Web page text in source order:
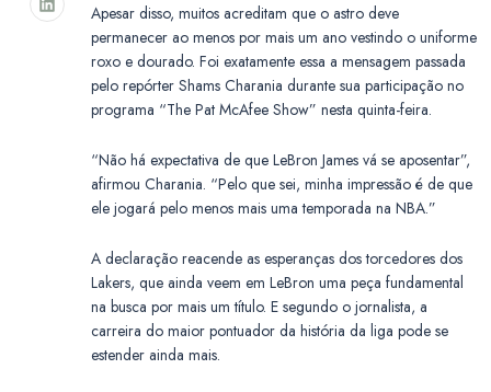
Apesar disso, muitos acreditam que o astro deve
permanecer ao menos por mais um ano vestindo o uniforme
roxo e dourado. Foi exatamente essa a mensagem passada
pelo repórter Shams Charania durante sua participação no
programa “The Pat McAfee Show” nesta quinta-feira.
“Não há expectativa de que LeBron James vá se aposentar”,
afirmou Charania. “Pelo que sei, minha impressão é de que
ele jogará pelo menos mais uma temporada na NBA.”
A declaração reacende as esperanças dos torcedores dos
Lakers, que ainda veem em LeBron uma peça fundamental
na busca por mais um título. E segundo o jornalista, a
carreira do maior pontuador da história da liga pode se
estender ainda mais.